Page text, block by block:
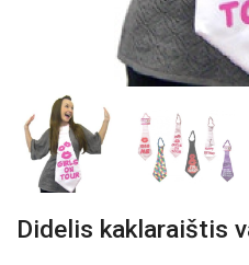
Didelis kaklaraištis